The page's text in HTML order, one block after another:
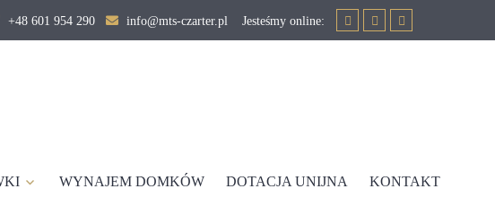
+48 601 954 290 info@mts-czarter.pl Jesteśmy online:
WYNAJEM DOMKÓW DOTACJA UNIJNA KONTAKT